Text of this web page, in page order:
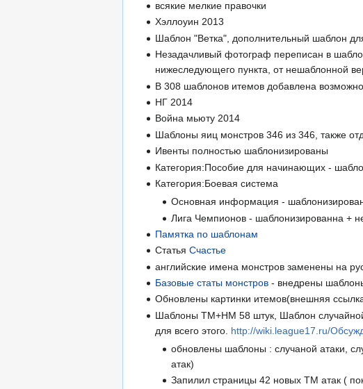
всякие мелкие правочки
Хэллоуин 2013
Шаблон "Ветка", дополнительный шаблон
Незадачливый фотограф переписан в
нижеследующего пункта, от нешаблонной
В 308 шаблонов итемов добавлена
НГ 2014
Война мьюту 2014
Шаблоны яиц монстров 346 из 346, также
Ивенты полностью шаблонизированы
Категория:Пособие для начинающих -
Категория:Боевая система
Основная информация -
Лига Чемпионов - шаблонизированна +
Памятка по шаблонам
СтатьяСчастье
английские имена монстров заменены на
Базовые статы монстров - внедрены
Обновлены картинки итемов(внешняя
Шаблоны ТМ+НМ 58 штук, Шаблон
для всего этого. http://wiki.league17.ru/
обновлены шаблоны : случаной атаки,
атак)
Запилил страницы 42 новых ТМ атак (